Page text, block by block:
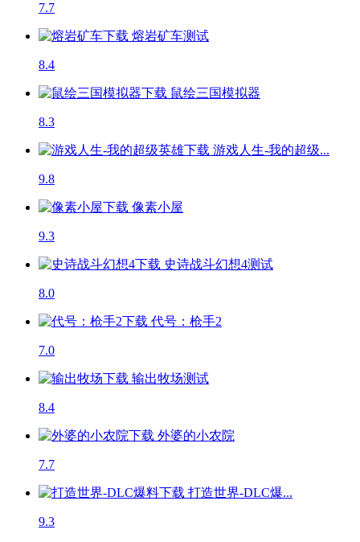
7.7
熔岩矿车测试
8.4
鼠绘三国模拟器
8.3
游戏人生-我的超级...
9.8
像素小屋
9.3
史诗战斗幻想4测试
8.0
代号：枪手2
7.0
输出牧场测试
8.4
外婆的小农院
7.7
打造世界-DLC爆...
9.3